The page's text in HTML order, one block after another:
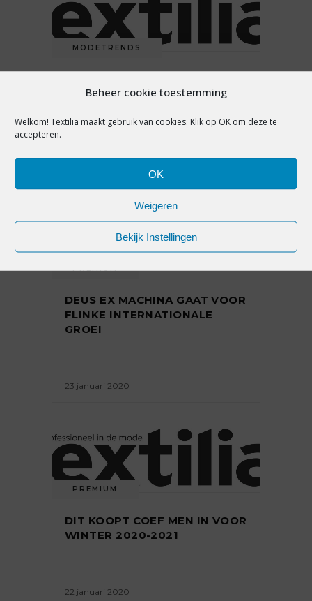
Beheer cookie toestemming
Welkom! Textilia maakt gebruik van cookies. Klik op OK om deze te
accepteren.
OK
Weigeren
Bekijk Instellingen
MODETRENDS
COMBINATIE- EN STYLINGTIPS
PREMIUM
DEUS EX MACHINA GAAT VOOR
FLINKE INTERNATIONALE
GROEI
23 januari 2020
PREMIUM
DIT KOOPT COEF MEN IN VOOR
WINTER 2020-2021
22 januari 2020